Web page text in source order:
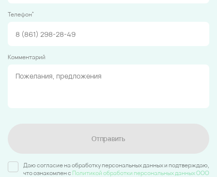
Телефон*
Комментарий
Отправить
Даю согласие на обработку персональных данных и подтверждаю,
что ознакомлен c Политикой обработки персональных данных ООО